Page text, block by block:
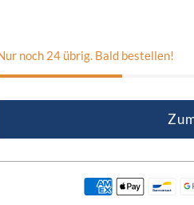
noch 24 übrig. Bald bestellen!